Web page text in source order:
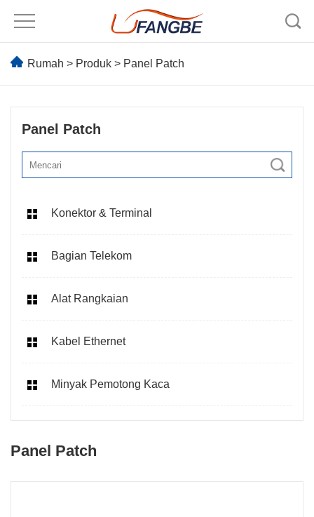
Rumah > Produk > Panel Patch
Panel Patch
Konektor & Terminal
Bagian Telekom
Alat Rangkaian
Kabel Ethernet
Minyak Pemotong Kaca
Panel Patch